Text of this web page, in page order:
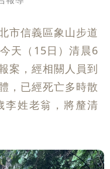
市信義區象山步道
天（15日）清晨6
案，經相關人員到
，已經死亡多時散
李姓老翁，將釐清